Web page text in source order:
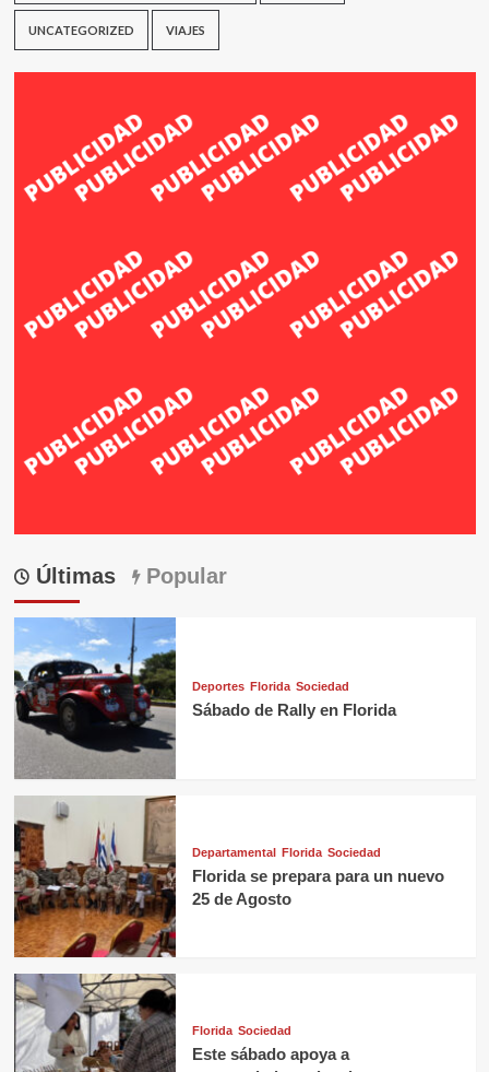
UNCATEGORIZED VIAJES
Últimas Popular
Deportes Florida Sociedad
Sábado de Rally en Florida
Departamental Florida Sociedad
Florida se prepara para un nuevo
25 de Agosto
Florida Sociedad
Este sábado apoya a